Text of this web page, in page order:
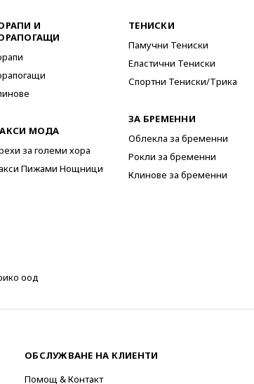
И
МОДА
за големи хора
Пижами Нощници
ТЕНИСКИ
Памучни Тениски
Еластични Тениски
Спортни Тениски/Трика
ЗА БРЕМЕННИ
Облекла за бременни
Рокли за бременни
Клинове за бременни
оод
ОБСЛУЖВАНЕ НА КЛИЕНТИ
Помощ & Контакт